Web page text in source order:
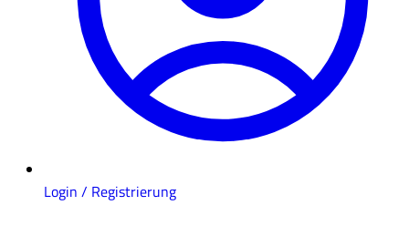
Login / Registrierung